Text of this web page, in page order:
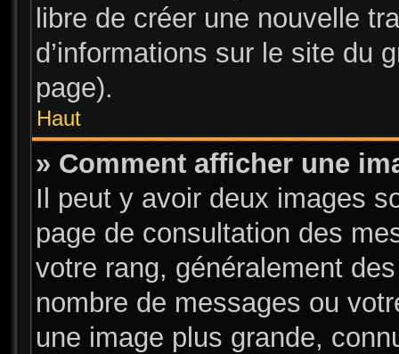
libre de créer une nouvelle
d’informations sur le site du
page).
Haut
» Comment afficher une
Il peut y avoir deux images
page de consultation des
votre rang, généralement
nombre de messages ou
une image plus grande,